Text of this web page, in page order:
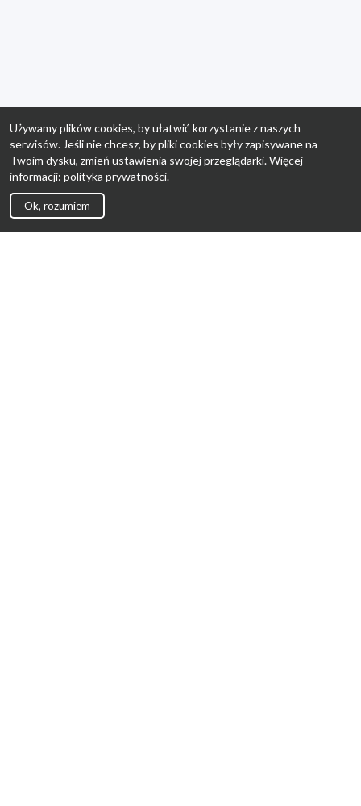
Używamy plików cookies, by ułatwić korzystanie z naszych
serwisów. Jeśli nie chcesz, by pliki cookies były zapisywane na
Twoim dysku, zmień ustawienia swojej przeglądarki. Więcej
informacji: polityka prywatności.
Ok, rozumiem